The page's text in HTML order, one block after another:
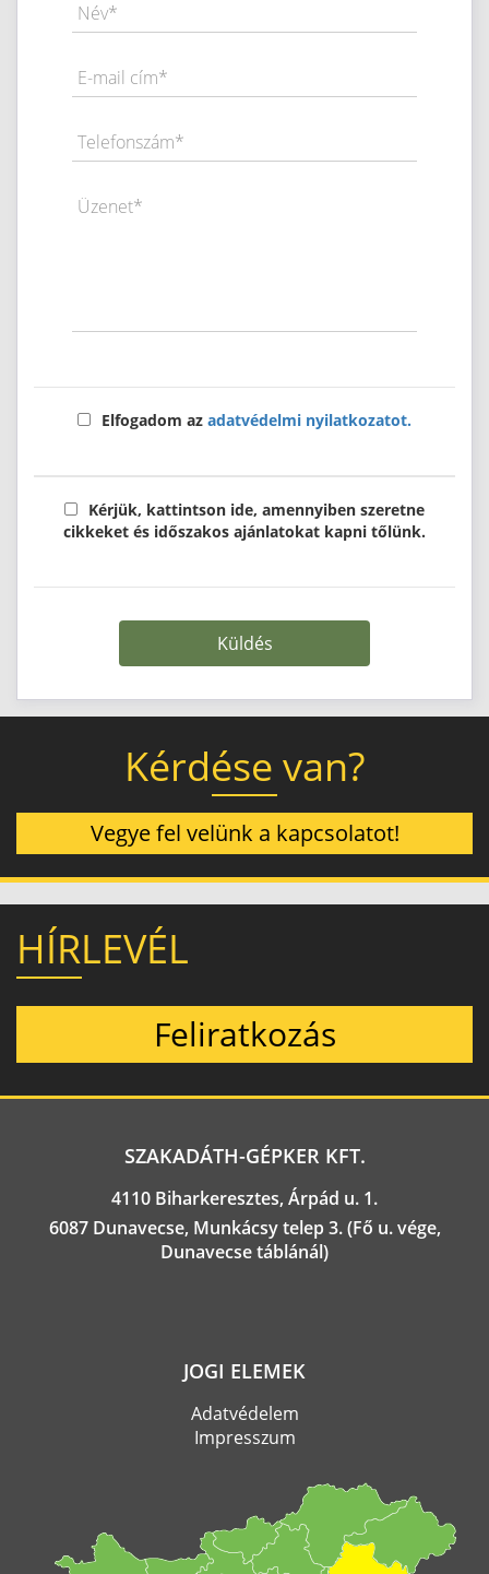
Név*
E-mail cím*
Telefonszám*
Üzenet*
Elfogadom az adatvédelmi nyilatkozatot.
Kérjük, kattintson ide, amennyiben szeretne
cikkeket és időszakos ajánlatokat kapni tőlünk.
Küldés
Kérdése van?
Vegye fel velünk a kapcsolatot!
HÍRLEVÉL
Feliratkozás
SZAKADÁTH-GÉPKER KFT.
4110 Biharkeresztes, Árpád u. 1.
6087 Dunavecse, Munkácsy telep 3. (Fő u. vége,
Dunavecse táblánál)
JOGI ELEMEK
Adatvédelem
Impresszum